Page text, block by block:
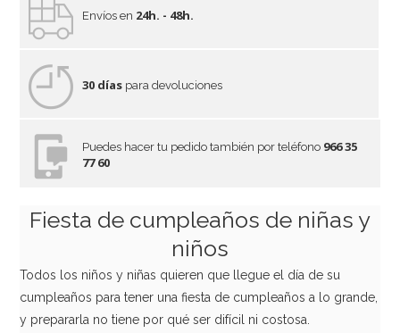
Stand para Tarta Natural Redondo Rosa de 30 cm
54,95€
AÑADIR
Envíos en 24h. - 48h.
30 días para devoluciones
Puedes hacer tu pedido también por teléfono 966 35
77 60
Fiesta de cumpleaños de niñas y
niños
Todos los niños y niñas quieren que llegue el día de su
cumpleaños para tener una fiesta de cumpleaños a lo grande,
y prepararla no tiene por qué ser difícil ni costosa.